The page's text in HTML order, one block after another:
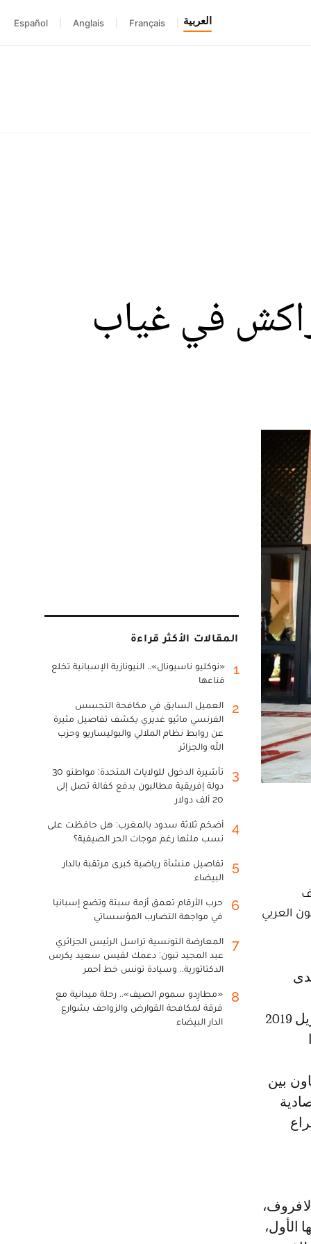
العربية Français
Anglais
Español
في غياب
العربي
الخارجية، منتظرا. وإذا كانت دورته الأخيرة قد انعقدت في موسكو في أبريل 2019
بين
الأول،
المقالات الأكثر قراءة
1
«نوكليو ناسيونال».. النيونازية الإسبانية تخلع
قناعها
2
العميل السابق في مكافحة التجسس
الفرنسي ماثيو غديري يكشف تفاصيل مثيرة
عن روابط نظام الملالي والبوليساريو وحزب
الله والجزائر
3
تأشيرة الدخول للولايات المتحدة: مواطنو 30
دولة إفريقية مطالبون بدفع كفالة تصل إلى
20 ألف دولار
4
أضخم ثلاثة سدود بالمغرب: هل حافظت على
نسب ملئها رغم موجات الحر الصيفية؟
5
تفاصيل منشأة رياضية كبرى مرتقبة بالدار
البيضاء
6
حرب الأرقام تعمق أزمة سبتة وتضع إسبانيا
في مواجهة التضارب المؤسساتي
7
المعارضة التونسية تراسل الرئيس الجزائري
عبد المجيد تبون: دعمك لقيس سعيد يكرس
الدكتاتورية.. وسيادة تونس خط أحمر
8
«مطارِدو سموم الصيف».. رحلة ميدانية مع
فرقة لمكافحة القوارض والزواحف بشوارع
الدار البيضاء